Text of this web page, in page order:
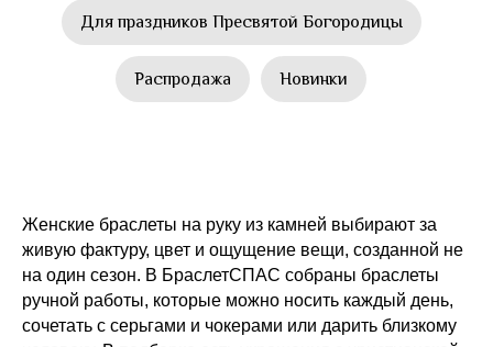
Для праздников Пресвятой Богородицы
Распродажа Новинки
Женские браслеты на руку из камней выбирают за
живую фактуру, цвет и ощущение вещи, созданной не
на один сезон. В БраслетСПАС собраны браслеты
ручной работы, которые можно носить каждый день,
сочетать с серьгами и чокерами или дарить близкому